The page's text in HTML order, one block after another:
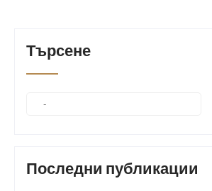
Търсене
Последни публикации